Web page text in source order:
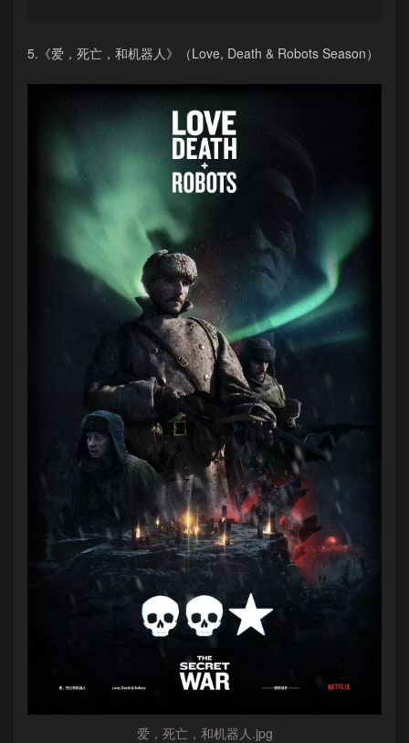
5.《爱，死亡，和机器人》（Love, Death & Robots Season）
爱，死亡，和机器人.jpg